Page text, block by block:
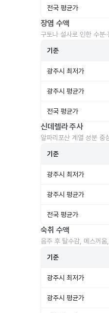
전국 평균가
장염 수액
구토나 설사로 인한 수분
기준
광주시 최저가
광주시 평균가
전국 평균가
신데렐라 주사
알파리포산 계열 성분 중
기준
광주시 최저가
광주시 평균가
전국 평균가
숙취 수액
음주 후 탈수감, 메스꺼
기준
광주시 최저가
광주시 평균가